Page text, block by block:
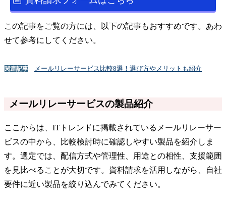
この記事をご覧の方には、以下の記事もおすすめです。あわ
せて参考にしてください。
関連記事 メールリレーサービス比較8選！選び方やメリットも紹介
メールリレーサービスの製品紹介
ここからは、ITトレンドに掲載されているメールリレーサー
ビスの中から、比較検討時に確認しやすい製品を紹介しま
す。選定では、配信方式や管理性、用途との相性、支援範囲
を見比べることが大切です。資料請求を活用しながら、自社
要件に近い製品を絞り込んでみてください。